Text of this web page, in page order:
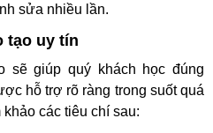
sửa nhiều lần.
tạo uy tín
sẽ giúp quý khách học đúng
hỗ trợ rõ ràng trong suốt quá
các tiêu chí sau: